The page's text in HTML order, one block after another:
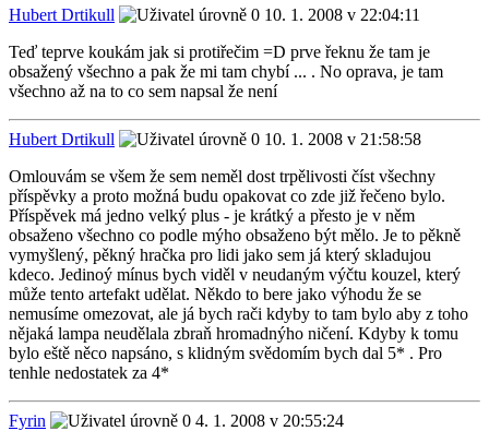
Hubert Drtikull
10. 1. 2008 v 22:04:11
Teď teprve koukám jak si protiřečim =D prve řeknu že tam je
obsažený všechno a pak že mi tam chybí ... . No oprava, je tam
všechno až na to co sem napsal že není
Hubert Drtikull
10. 1. 2008 v 21:58:58
Omlouvám se všem že sem neměl dost trpělivosti číst všechny
příspěvky a proto možná budu opakovat co zde již řečeno bylo.
Příspěvek má jedno velký plus - je krátký a přesto je v něm
obsaženo všechno co podle mýho obsaženo být mělo. Je to pěkně
vymyšlený, pěkný hračka pro lidi jako sem já který skladujou
kdeco. Jedinoý mínus bych viděl v neudaným výčtu kouzel, který
může tento artefakt udělat. Někdo to bere jako výhodu že se
nemusíme omezovat, ale já bych rači kdyby to tam bylo aby z toho
nějaká lampa neudělala zbraň hromadnýho ničení. Kdyby k tomu
bylo eště něco napsáno, s klidným svědomím bych dal 5* . Pro
tenhle nedostatek za 4*
Fyrin
4. 1. 2008 v 20:55:24